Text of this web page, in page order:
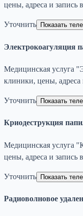
цены, адреса и запись
Уточнить Показать
Электрокоагуляция
Медицинская услуга
клиники, цены, адреса
Уточнить Показать
Криодеструкция
Медицинская услуга
цены, адреса и запись
Уточнить Показать
Радиоволновое